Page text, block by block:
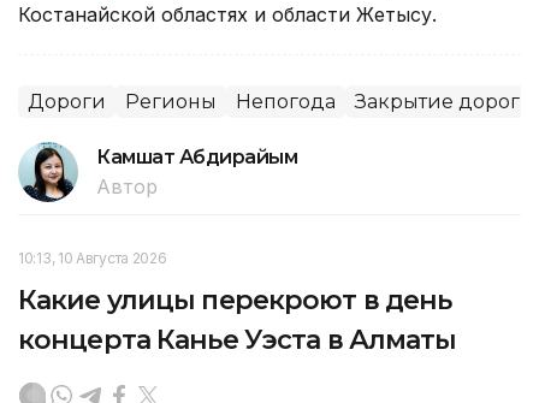
Костанайской областях и области Жетысу.
Дороги Регионы Непогода Закрытие дорог
Камшат Абдирайым
Автор
10:13, 10 Августа 2026
Какие улицы перекроют в день
концерта Канье Уэста в Алматы